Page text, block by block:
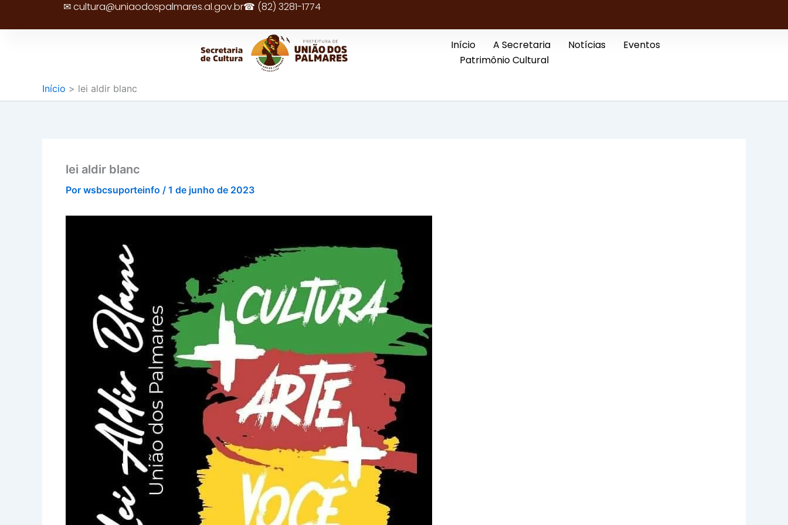
✉ cultura@uniaodospalmares.al.gov.br☎ (82) 3281-1774
Início A Secretaria Notícias
Eventos
Patrimônio Cultural
Início lei aldir blanc
lei aldir blanc
Por wsbcsuporteinfo / 1 de junho de 2023